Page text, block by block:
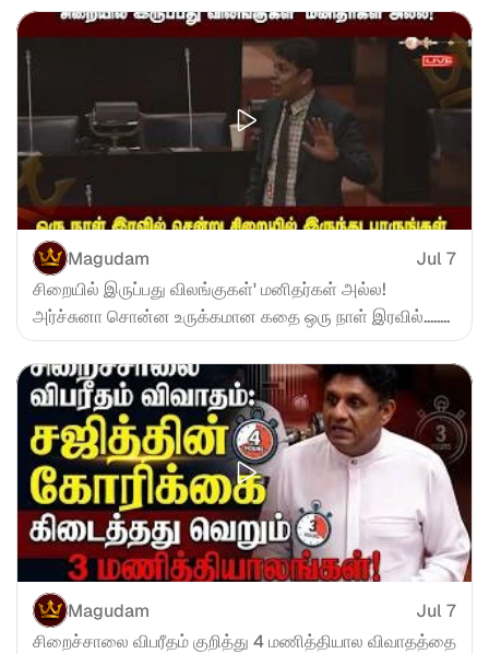
Magudam
Jul 7
சிறையில் இருப்பது விலங்குகள்' மனிதர்கள் அல்ல!
அர்ச்சுனா சொன்ன உருக்கமான கதை ஒரு நாள் இரவில்........
Magudam
Jul 7
சிறைச்சாலை விபரீதம் குறித்து 4 மணித்தியால விவாதத்தை